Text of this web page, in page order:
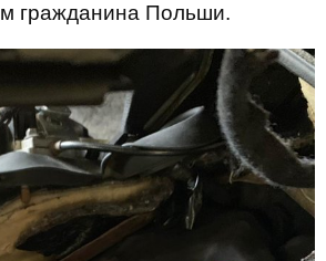
гражданина Польши.